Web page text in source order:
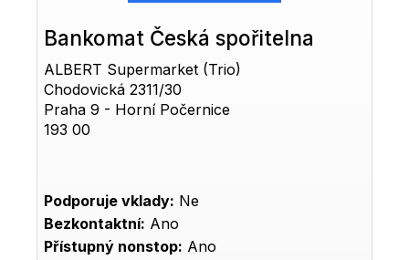
Bankomat Česká spořitelna
ALBERT Supermarket (Trio)
Chodovická 2311/30
Praha 9 - Horní Počernice
193 00
Podporuje vklady: Ne
Bezkontaktní: Ano
Přístupný nonstop: Ano